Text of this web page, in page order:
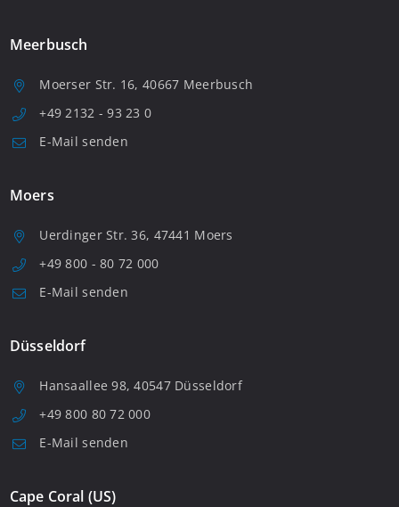
Meerbusch
Moerser Str. 16, 40667 Meerbusch
+49 2132 - 93 23 0
E-Mail senden
Moers
Uerdinger Str. 36, 47441 Moers
+49 800 - 80 72 000
E-Mail senden
Düsseldorf
Hansaallee 98, 40547 Düsseldorf
+49 800 80 72 000
E-Mail senden
Cape Coral (US)